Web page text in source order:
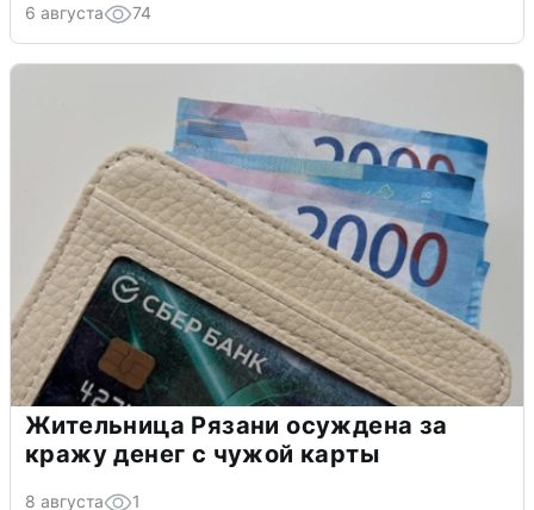
6 августа 74
Жительница Рязани осуждена за
кражу денег с чужой карты
8 августа 1